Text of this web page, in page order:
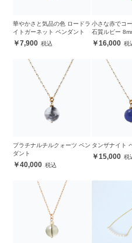
華やかさと気品の色 ロードラ
イトガーネット ペンダント
7,900
小さな赤でコ
石質ルビー
16,000
プラチナルチルクォーツ ペン
ダント
40,000
タンザナイト
15,000